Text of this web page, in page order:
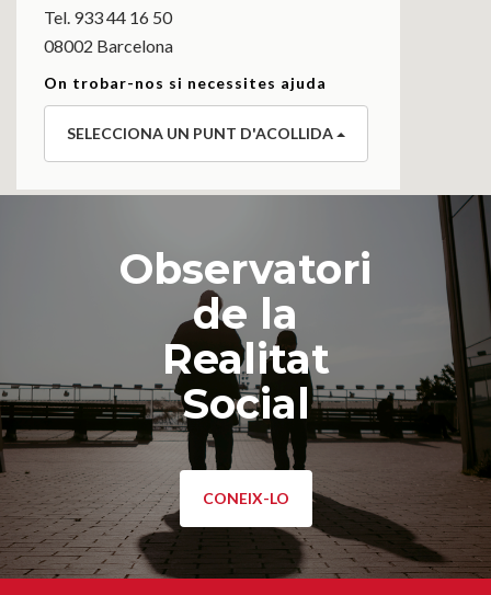
Tel. 933 44 16 50
08002 Barcelona
On trobar-nos si necessites ajuda
SELECCIONA UN PUNT D'ACOLLIDA
Observatori
de la
Realitat
Social
CONEIX-LO